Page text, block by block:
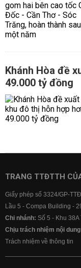
Khánh Hòa đề
49.000 tỷ đồng
TRANG TTĐTTH
Giấy phép số 3324/GP-
Lầu 5 - Compa Building -
Chi nhánh: Số 5 - Khu
Chịu trách nhiệm nội
Trách nhiệm về thông tin